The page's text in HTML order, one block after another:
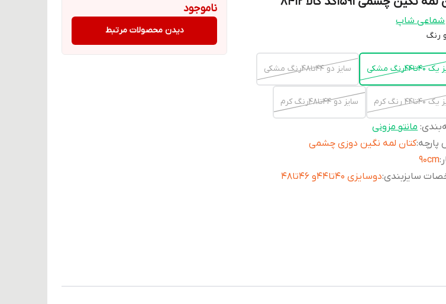
شماعی شاپ
رنگ
مشکی سایز دو ۴۴تا۴۸رنگ مشکی
رنگ کرم سایز دو ۴۴تا۴۸رنگ کرم
:مانتو مزونی
:کتان لمه نگین دوزی چشمی
:۹۰cm
سایزبندی:دوسایزی ۴۰تا۴۴و ۴۶تا۴۸
ناموجود
دیدن محصولات مرتبط